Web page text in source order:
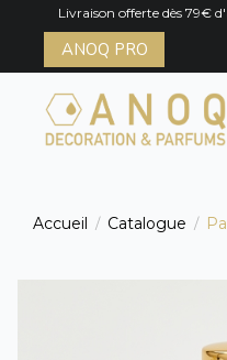
Livraison offerte dès 79€
ANOQ PRO
Accueil / Catalogue /